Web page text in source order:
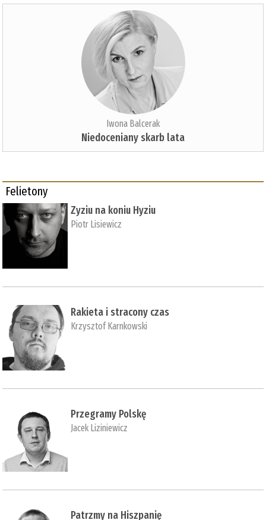
Iwona Balcerak
Niedoceniany skarb lata
Felietony
Zyziu na koniu Hyziu
Piotr Lisiewicz
Rakieta i stracony czas
Krzysztof Karnkowski
Przegramy Polskę
Jacek Liziniewicz
Patrzmy na Hiszpanię